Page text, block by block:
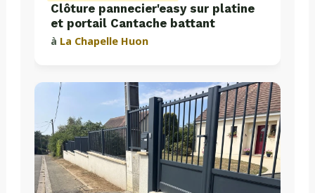
Clôture pannecier'easy sur platine
et portail Cantache battant
à La Chapelle Huon